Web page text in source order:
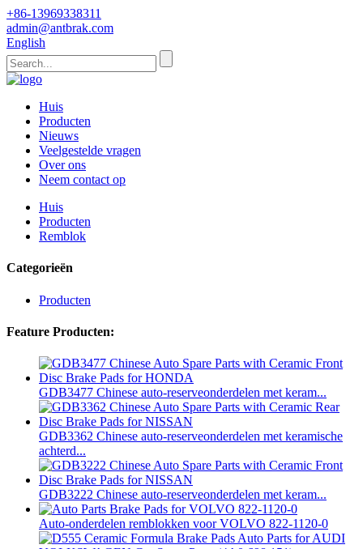
+86-13969338311
admin@antbrak.com
English
Huis
Producten
Nieuws
Veelgestelde vragen
Over ons
Neem contact op
Huis
Producten
Remblok
Categorieën
Producten
Feature Producten:
GDB3477 Chinese auto-reserveonderdelen met keram...
GDB3362 Chinese auto-reserveonderdelen met keramische
achterd...
GDB3222 Chinese auto-reserveonderdelen met keram...
Auto-onderdelen remblokken voor VOLVO 822-1120-0